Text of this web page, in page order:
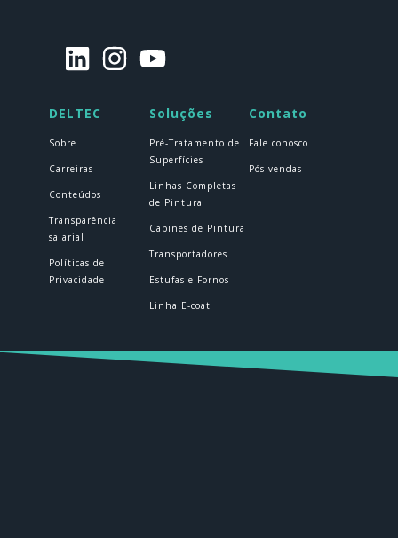
DELTEC Soluções Contato
Sobre
Carreiras
Conteúdos
Transparência
salarial
Políticas de
Privacidade
Pré-Tratamento de
Superfícies
Linhas Completas
de Pintura
Cabines de Pintura
Transportadores
Estufas e Fornos
Linha E-coat
Fale conosco
Pós-vendas